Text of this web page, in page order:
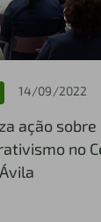
14/09/2022
ação
no